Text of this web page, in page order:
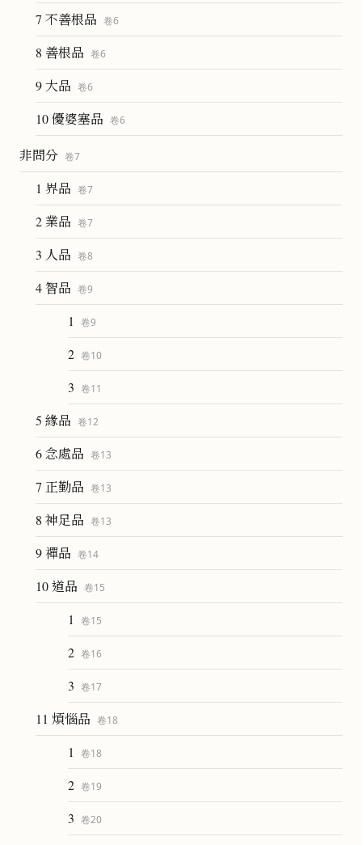
7 不善根品 卷6
8 善根品 卷6
9 大品 卷6
10 優婆塞品 卷6
非問分 卷7
1 界品 卷7
2 業品 卷7
3 人品 卷8
4 智品 卷9
1 卷9
2 卷10
3 卷11
5 緣品 卷12
6 念處品 卷13
7 正勤品 卷13
8 神足品 卷13
9 禪品 卷14
10 道品 卷15
1 卷15
2 卷16
3 卷17
11 煩惱品 卷18
1 卷18
2 卷19
3 卷20